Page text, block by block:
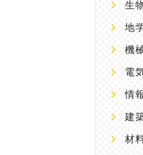
生
地
機
電
情
建
材